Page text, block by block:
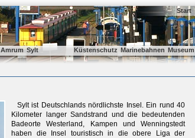
Start
Amrum Sylt Küstenschutz Marinebahnen Museum
Sylt ist Deutschlands nördlichste Insel. Ein rund 40
Kilometer langer Sandstrand und die bedeutenden
Badeorte Westerland, Kampen und Wenningstedt
haben die Insel touristisch in die obere Liga der